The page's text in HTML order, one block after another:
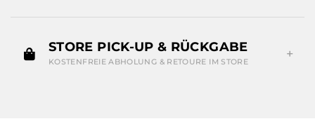
STORE PICK-UP & RÜCKGABE
KOSTENFREIE ABHOLUNG & RETOURE IM STORE